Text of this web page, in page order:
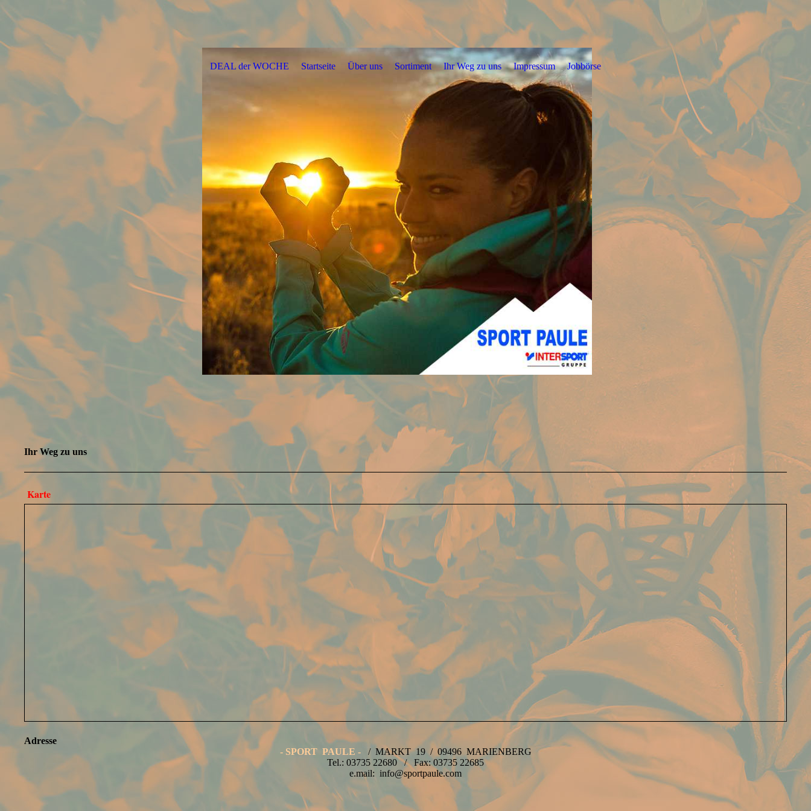
DEAL der WOCHE Startseite Über uns Sortiment Ihr Weg zu uns Impressum Jobbörse
Ihr Weg zu uns
Karte
Adresse
- SPORT PAULE -
/ MARKT 19 / 09496 MARIENBERG
Tel.: 03735 22680 / Fax: 03735 22685
e.mail: info@sportpaule.com